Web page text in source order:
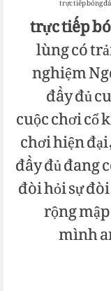
trực tiếp
lùng có
nghiệm
đầy đủ
cuộc chơi
chơi hiện
đầy đủ đang
đòi hỏi sự
rộngmình